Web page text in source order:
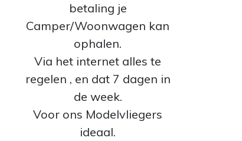
betaling je
Camper/Woonwagen kan
ophalen.
Via het internet alles te
regelen , en dat 7 dagen in
de week.
Voor ons Modelvliegers
ideaal.